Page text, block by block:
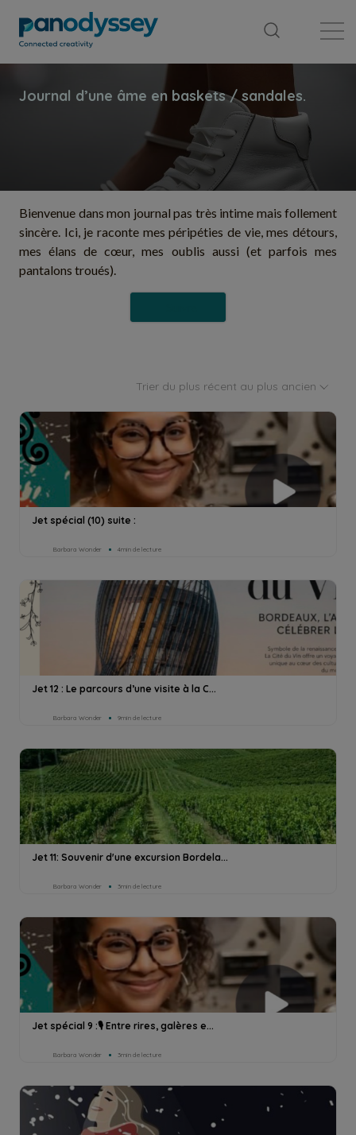
Bienvenue dans mon journal pas très intime mais follement
sincère. Ici, je raconte mes péripéties de vie, mes détours,
mes élans de cœur, mes oublis aussi (et parfois mes
pantalons troués).
Trier du plus récent au plus ancien
Jet spécial (10) suite :
Barbara Wonder 4min de lecture
Jet 12 : Le parcours d’une visite à la C...
Barbara Wonder 9min de lecture
Jet 11: Souvenir d'une excursion Bordela...
Barbara Wonder 3min de lecture
Jet spécial 9 :🎙️ Entre rires, galères e...
Barbara Wonder 3min de lecture